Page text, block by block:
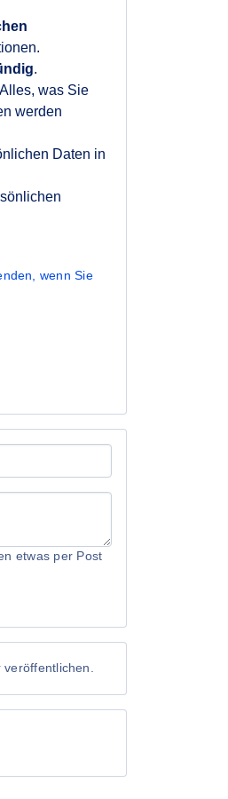
.
was Sie
werden
Daten in
wenn Sie
etwas per Post